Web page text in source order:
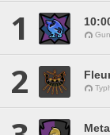
1
2